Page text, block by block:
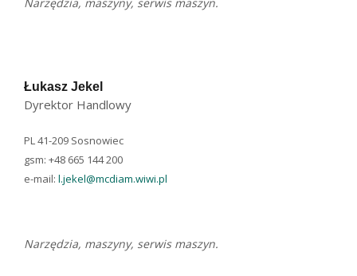
Łukasz Jekel
Dyrektor Handlowy
PL 41-209 Sosnowiec
gsm: +48 665 144 200
e-mail: l.jekel@mcdiam.wiwi.pl
Narzędzia, maszyny, serwis maszyn.